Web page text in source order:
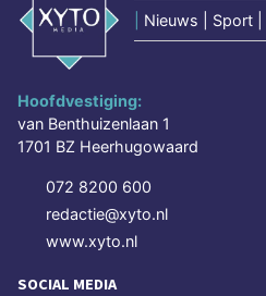
Nieuws | Sport |
Hoofdvestiging:
van Benthuizenlaan 1
1701 BZ Heerhugowaard
072 8200 600
redactie@xyto.nl
www.xyto.nl
SOCIAL MEDIA